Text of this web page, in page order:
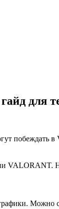
для
побеждать
Можно